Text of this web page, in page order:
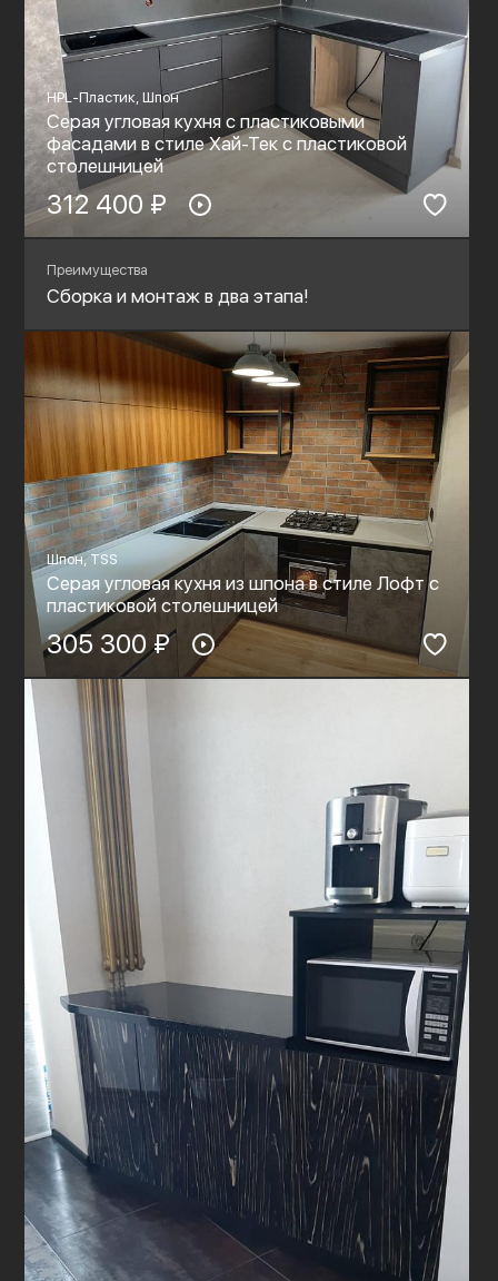
HPL-Пластик, Шпон
Серая угловая кухня с пластиковыми
фасадами в стиле Хай-Тек с пластиковой
столешницей
312 400 ₽
Преимущества
Сборка и монтаж в два этапа!
Шпон, TSS
Серая угловая кухня из шпона в стиле Лофт с
пластиковой столешницей
305 300 ₽